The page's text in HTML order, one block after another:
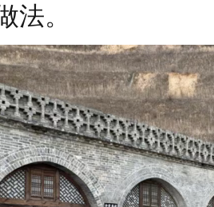
法。